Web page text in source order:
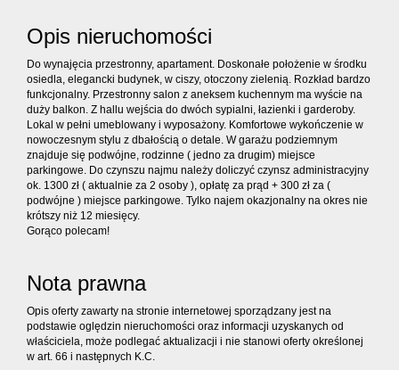
Opis nieruchomości
Do wynajęcia przestronny, apartament. Doskonałe położenie w środku
osiedla, elegancki budynek, w ciszy, otoczony zielenią. Rozkład bardzo
funkcjonalny. Przestronny salon z aneksem kuchennym ma wyście na
duży balkon. Z hallu wejścia do dwóch sypialni, łazienki i garderoby.
Lokal w pełni umeblowany i wyposażony. Komfortowe wykończenie w
nowoczesnym stylu z dbałością o detale. W garażu podziemnym
znajduje się podwójne, rodzinne ( jedno za drugim) miejsce
parkingowe. Do czynszu najmu należy doliczyć czynsz administracyjny
ok. 1300 zł ( aktualnie za 2 osoby ), opłatę za prąd + 300 zł za (
podwójne ) miejsce parkingowe. Tylko najem okazjonalny na okres nie
krótszy niż 12 miesięcy.
Gorąco polecam!
Nota prawna
Opis oferty zawarty na stronie internetowej sporządzany jest na
podstawie oględzin nieruchomości oraz informacji uzyskanych od
właściciela, może podlegać aktualizacji i nie stanowi oferty określonej
w art. 66 i następnych K.C.